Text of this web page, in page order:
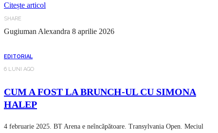
Citește articol
SHARE
Gugiuman Alexandra 8 aprilie 2026
EDITORIAL
6 LUNI AGO
CUM A FOST LA BRUNCH-UL CU SIMONA
HALEP
4 februarie 2025. BT Arena e neîncăpătoare. Transylvania Open. Meciul